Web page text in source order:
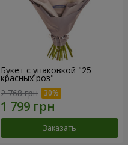
Букет с упаковкой "25
красных роз"
2 768 грн
Заказать